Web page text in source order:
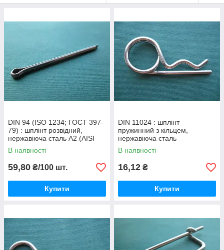
DIN 94 (ISO 1234; ГОСТ 397-
79) : шплінт розвідний,
нержавіюча сталь А2 (AISI
304)
В наявності
59,80 ₴/100 шт.
Купити
DIN 11024 : шплінт
пружинний з кільцем,
нержавіюча сталь
В наявності
16,12 ₴
Купити